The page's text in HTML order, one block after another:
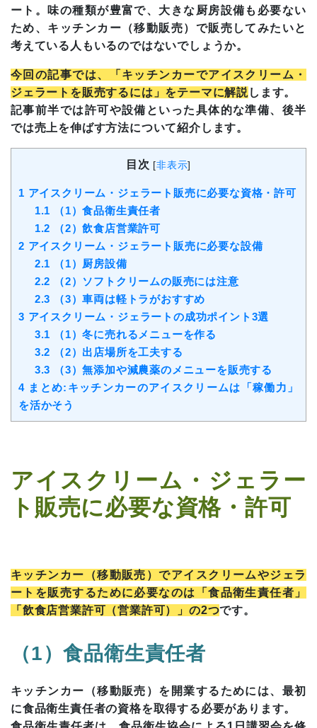
ート。味の種類が豊富で、大きな厨房設備も必要ない
ため、キッチンカー（移動販売）で販売してみたいと
考えている人もいるのではないでしょうか。
今回の記事では、「キッチンカーでアイスクリーム・
ジェラートを販売するには」をテーマに解説します。
記事前半では許可や設備といった具体的な準備、後半
では売上を伸ばす方法について紹介します。
目次 [非表示]
1 アイスクリーム・ジェラート販売に必要な資格・許可
1.1 （1）食品衛生責任者
1.2 （2）飲食店営業許可
2 アイスクリーム・ジェラート販売に必要な設備
2.1 （1）厨房設備
2.2 （2）ソフトクリームの販売には注意
2.3 （3）車両は軽トラがおすすめ
3 アイスクリーム・ジェラートの成功ポイント3選
3.1 （1）冬に売れるメニューを作る
3.2 （2）出店場所を工夫する
3.3 （3）無添加や減農薬のメニューを販売する
4まとめ:キッチンカーのアイスクリームは「稼働力」
を活かそう
アイスクリーム・ジェラー
ト販売に必要な資格・許可
キッチンカー（移動販売）でアイスクリームやジェラ
ートを販売するために必要なのは「食品衛生責任者」
「飲食店営業許可（営業許可）」の2つです。
（1）食品衛生責任者
キッチンカー（移動販売）を開業するためには、最初
に食品衛生責任者の資格を取得する必要があります。